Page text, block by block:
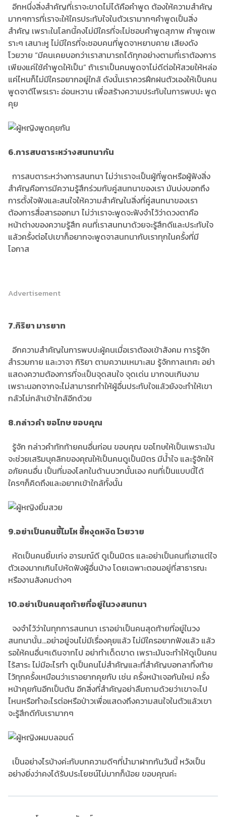
อีกหนึ่งสิ่งสำคัญที่เราจะขาดไม่ได้คือคำพูด ต้องให้ความสำคัญ
มากๆการที่เราจะให้ใครประทับใจในตัวเรามากๆคำพูดเป็นสิ่ง
สำคัญ เพราะในโลกนี้คงไม่มีใครที่จะไม่ชอบคำพูดสุภาพ คำพูดเพ
ราะๆ เสนาะหู ไม่มีใครที่จะชอบคนที่พูดจาหยาบคาย เสียงดัง
โวยวาย “มีคนเคยบอกว่าเราสามารถได้ทุกอย่างตามที่เราต้องการ
เพียงแค่ใช้คำพูดให้เป็น” ถ้าเราเป็นคนพูดจาไม่ดีต่อให้สวยให้หล่อ
แค่ไหนก็ไม่มีใครอยากอยู่ใกล้ ดังนั้นเราควรฝึกฝนตัวเองให้เป็นคน
พูดจาดีไพรเราะ อ่อนหวาน เพื่อสร้างความประทับในการพบปะ พูด
คุย
6.การสบตาระหว่างสนทนากัน
การสบตาระหว่างการสนทนา ไม่ว่าเราจะเป็นผู้ที่พูดหรือผู้ฟังสิ่ง
สำคัญคือการมีความรู้สึกร่วมกับคู่สนทนาของเรา มันบ่งบอกถึง
การตั้งใจฟังและสนใจให้ความสำคัญในสิ่งที่คู่สนทนาของเรา
ต้องการสื่อสารออกมา ไม่ว่าเราจะพูดจะฟังจำไว้ว่าดวงตาคือ
หน้าต่างของความรู้สึก คนที่เราสนทนาด้วยจะรู้สึกดีและประทับใจ
แล้วครั้งต่อไปเขาก็อยากจะพูดจาสนทนากับเราทุกในครั้งที่มี
โอกาส
Advertisement
7.กิริยา มารยาท
อีกความสำคัญในการพบปะผู้คนเมื่อเราต้องเข้าสังคม การรู้จัก
สำรวมกาย และวาจา กิริยา ตามความเหมาะสม รู้จักกาลเทศะ อย่า
แสดงความต้องการที่จะเป็นจุดสนใจ จุดเด่น มากจนเกินงาม
เพราะนอกจากจะไม่สามารถทำให้ผู้อื่นประทับใจแล้วยังจะทำให้เขา
กลัวไม่กล้าเข้าใกล้อีกด้วย
8.กล่าวคำ ขอโทษ ขอบคุณ
รู้จัก กล่าวคำทักท้ายคนอื่นก่อน ขอบคุณ ขอโทษให้เป็นเพราะมัน
จะช่วยเสริมบุคลิกของคุณให้เป็นคนดูเป็นมิตร มีน้ำใจ และรู้จักให้
อภัยคนอื่น เป็นที่มองโลกในด้านบวกนั้นเอง คนที่เป็นแบบนี้ได้
ใครๆก็คิดถึงและอยากเข้าใกล้ทั้งนั้น
9.อย่าเป็นคนขี้โมโห ชี้หงุดหงิด โวยวาย
หัดเป็นคนยิ้มเก่ง อารมณ์ดี ดูเป็นมิตร และอย่าเป็นคนที่เอาแต่ใจ
ตัวเองมากเกินไปหัดฟังผู้อื่นบ้าง โดยเฉพาะตอนอยู่ที่สาธารณะ
หรืองานสังคมต่างๆ
10.อย่าเป็นคนสุดท้ายที่อยู่ในวงสนทนา
จงจำไว้ว่าในทุกการสนทนา เราอย่าเป็นคนสุดท้ายที่อยู่ในวง
สนทนานั้น...อย่าอยู่จนไม่มีเรื่องคุยแล้ว ไม่มีใครอยากฟังแล้ว แล้ว
รอให้คนอื่นๆเดินจากไป อย่าทำเด็ดขาด เพราะมันจะทำให้ดูเป็นคน
ไร้สาระ ไม่มีอะไรทำ ดูเป็นคนไม่สำคัญและที่สำคัญบอกลาทิ้งท้าย
ไว้ทุกครั้งเหมือนว่าเราอยากคุยกับ เช่น ครั้งหน้าเจอกันใหม่ ครั้ง
หน้าคุยกันอีกเป็นต้น อีกสิ่งที่สำคัญอย่าลืมถามด้วยว่าเขาจะไป
ไหนหรือทำอะไรต่อหรือป่าวเพื่อแสดงถึงความสนใจในตัวแล้วเขา
จะรู้สึกดีกับเรามากๆ
เป็นอย่างไรบ้างค่ะกับบทความดีๆที่นำมาฝากกันวันนี้ หวังเป็น
อย่างยิ่งว่าคงได้รับประโยชน์ไม่มากก็น้อย ขอบคุณค่ะ